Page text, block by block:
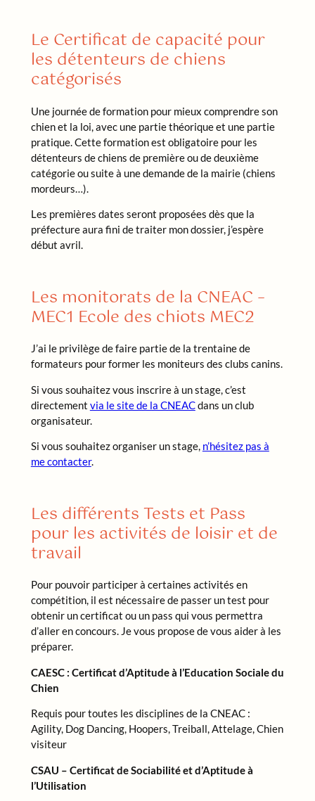
Le Certificat de capacité pour
les détenteurs de chiens
catégorisés
Une journée de formation pour mieux comprendre son
chien et la loi, avec une partie théorique et une partie
pratique. Cette formation est obligatoire pour les
détenteurs de chiens de première ou de deuxième
catégorie ou suite à une demande de la mairie (chiens
mordeurs…).
Les premières dates seront proposées dès que la
préfecture aura fini de traiter mon dossier, j’espère
début avril.
Les monitorats de la CNEAC –
MEC1 Ecole des chiots MEC2
J’ai le privilège de faire partie de la trentaine de
formateurs pour former les moniteurs des clubs canins.
Si vous souhaitez vous inscrire à un stage, c’est
directement via le site de la CNEACdans un club
organisateur.
Si vous souhaitez organiser un stage, n’hésitez pas à
me contacter.
Les différents Tests et Pass
pour les activités de loisir et de
travail
Pour pouvoir participer à certaines activités en
compétition, il est nécessaire de passer un test pour
obtenir un certificat ou un pass qui vous permettra
d’aller en concours. Je vous propose de vous aider à les
préparer.
CAESC : Certificat d’Aptitude à l’Education Sociale du
Chien
Requis pour toutes les disciplines de la CNEAC :
Agility, Dog Dancing, Hoopers, Treiball, Attelage, Chien
visiteur
CSAU – Certificat de Sociabilité et d’Aptitude à
l’Utilisation